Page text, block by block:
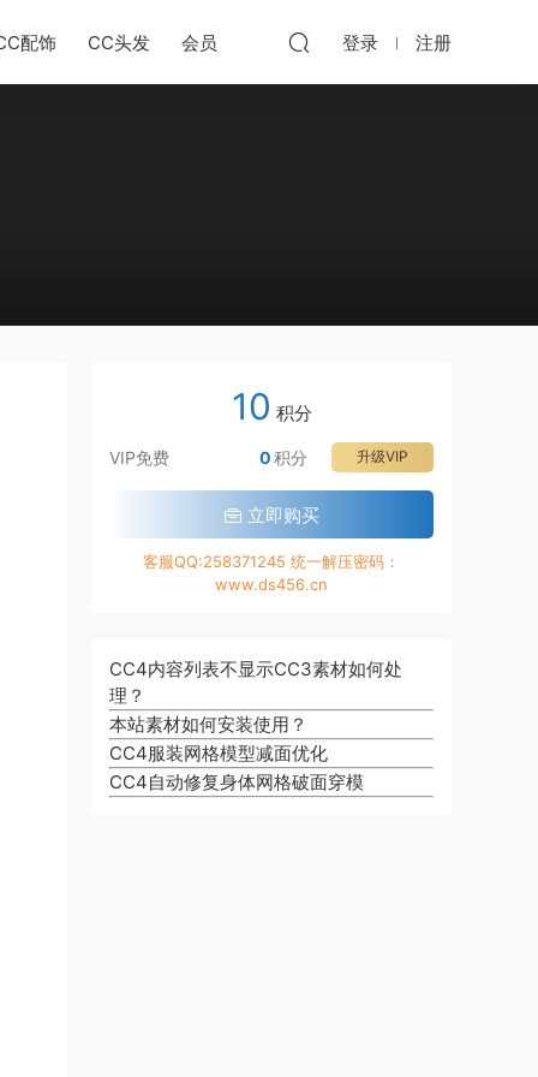
配饰 CC头发 会员 登录 注册
10 积分
VIP免费 升级VIP
0积分
立即购买
客服QQ:258371245 统一解压密码：
www.ds456.cn
CC4内容列表不显示CC3素材如何处
理？
本站素材如何安装使用？
CC4服装网格模型减面优化
CC4自动修复身体网格破面穿模